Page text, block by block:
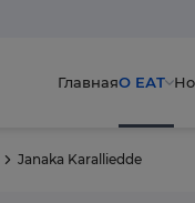
ГлавнаяО ЕАТ
Janaka Karalliedde